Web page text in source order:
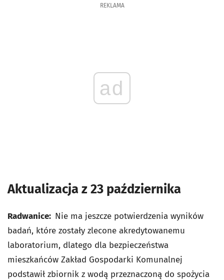
REKLAMA
ad
Aktualizacja z 23 października
Radwanice: Nie ma jeszcze potwierdzenia wyników
badań, które zostały zlecone akredytowanemu
laboratorium, dlatego dla bezpieczeństwa
mieszkańców Zakład Gospodarki Komunalnej
podstawił zbiornik z wodą przeznaczoną do spożycia